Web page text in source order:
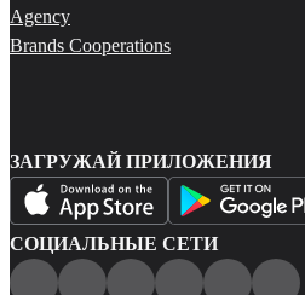
Agency
Brands Cooperations
ЗАГРУЖАЙ ПРИЛОЖЕНИЯ
СОЦИАЛЬНЫЕ СЕТИ